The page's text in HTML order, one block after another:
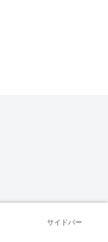
サイドバー